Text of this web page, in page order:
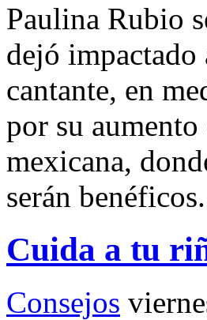
Paulina Rubio
dejó impactado
cantante, en
por su
mexicana,
serán benéficos.
Cuida a tu
Consejos